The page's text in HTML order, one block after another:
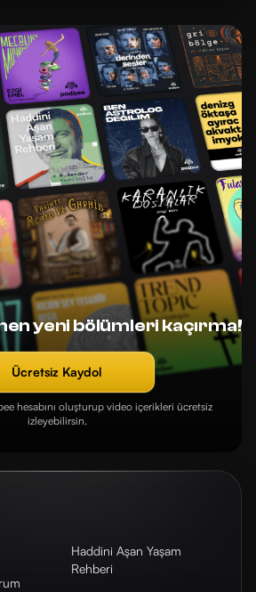
yeni bölümleri kaçırma!
Ücretsiz Kaydol
hesabını oluşturup video içerikleri ücretsiz
izleyebilirsin.
Haddini Aşan Yaşam
Rehberi